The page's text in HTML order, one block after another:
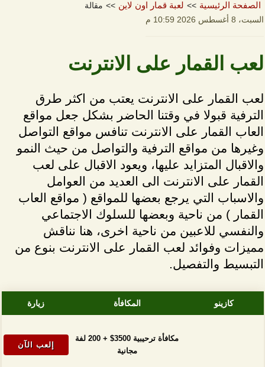
الصفحة الرئيسية لعبة قمار اون لاين
مقالة
السبت، 8 أغسطس 2026 10:59 م
لعب القمار على الانترنت
لعب القمار على الانترنت يعتب من اكثر طرق
الترفية قبولا في وقتنا الحاضر بشكل جعل مواقع
العاب القمار على الانترنت تنافس مواقع التواصل
وغيرها من مواقع الترفية والتواصل من حيث النمو
والاقبال المتزايد عليها، ويعود الاقبال على لعب
القمار على الانترنت الى العديد من العوامل
والاسباب التي يرجع بعضها للمواقع ( مواقع العاب
القمار ) من ناحية وبعضها للسلوك الاجتماعي
والنفسي للاعبين من ناحية اخرى، هنا نناقش
مميزات وفوائد لعب القمار على الانترنت بنوع من
التبسيط والتفصيل.
كازينو المكافأة زيارة
مكافأة ترحيبية 3500$ + 200 لفة
مجانية
إلعب الآن